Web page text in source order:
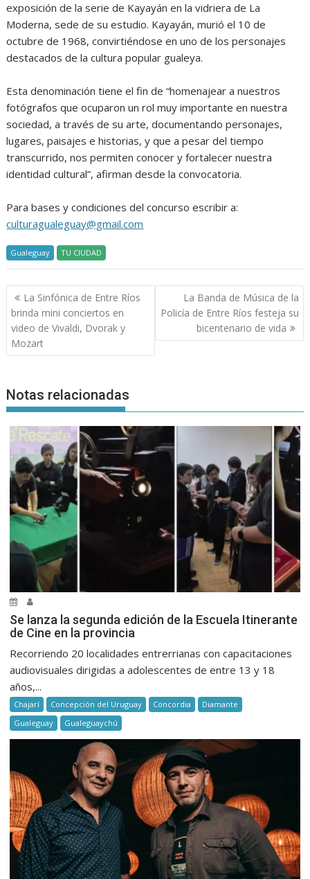
exposición de la serie de Kayayán en la vidriera de La
Moderna, sede de su estudio. Kayayán, murió el 10 de
octubre de 1968, convirtiéndose en uno de los personajes
destacados de la cultura popular gualeya.
Esta denominación tiene el fin de “homenajear a nuestros
fotógrafos que ocuparon un rol muy importante en nuestra
sociedad, a través de su arte, documentando personajes,
lugares, paisajes e historias, y que a pesar del tiempo
transcurrido, nos permiten conocer y fortalecer nuestra
identidad cultural”, afirman desde la convocatoria.
Para bases y condiciones del concurso escribir a:
culturagualeguay@gmail.com
Gualeguay TU CIUDAD
Navegación
de
entradas
La Sinfónica de Entre Ríos
brinda mini conciertos en
video de Vivaldi, Dvorak y
Mozart
La Banda de Música de la
Policía de Entre Ríos festeja su
bicentenario de vida
Notas relacionadas
Se lanza la segunda edición de la Escuela Itinerante
de Cine en la provincia
Recorriendo 20 localidades entrerrianas con capacitaciones
audiovisuales dirigidas a adolescentes de entre 13 y 18
años,...
Chajarí Concepción del Uruguay Concordia
Diamante
Gualeguay
Gualeguaychú